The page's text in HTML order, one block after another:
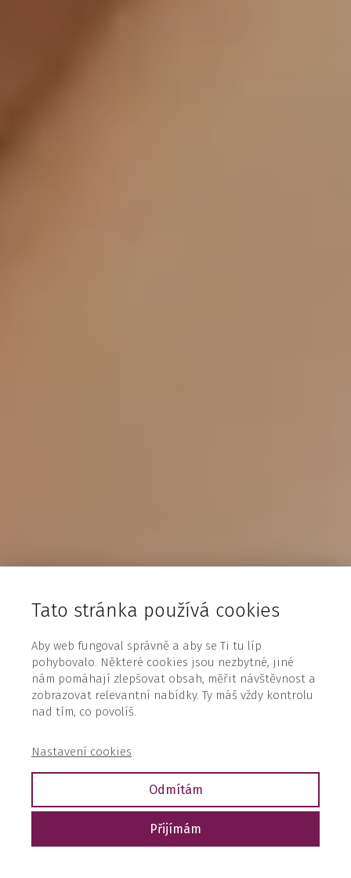
Tato stránka používá cookies
Aby web fungoval správně a aby se Ti tu líp
pohybovalo. Některé cookies jsou nezbytné, jiné
nám pomáhají zlepšovat obsah, měřit návštěvnost a
zobrazovat relevantní nabídky. Ty máš vždy kontrolu
nad tím, co povolíš.
Nastavení cookies
Odmítám
Přijímám